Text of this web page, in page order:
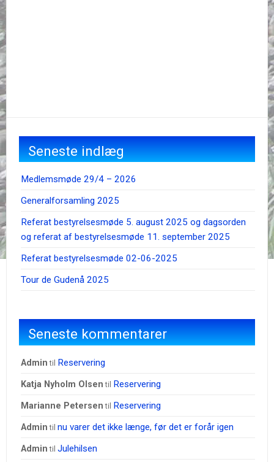
Seneste indlæg
Medlemsmøde 29/4 – 2026
Generalforsamling 2025
Referat bestyrelsesmøde 5. august 2025 og dagsorden
og referat af bestyrelsesmøde 11. september 2025
Referat bestyrelsesmøde 02-06-2025
Tour de Gudenå 2025
Seneste kommentarer
admin til Reservering
Katja Nyholm Olsen til Reservering
Marianne Petersen til Reservering
admin til nu varer det ikke længe, før det er forår igen
admin til Julehilsen